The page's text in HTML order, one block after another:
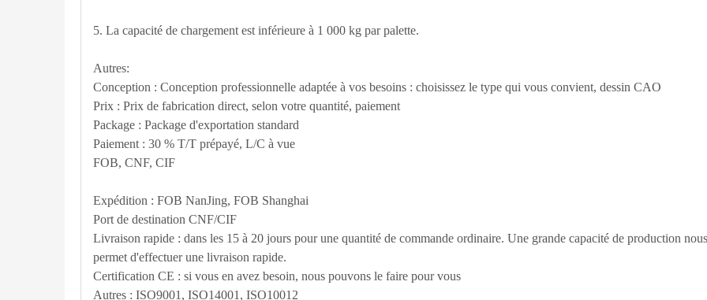
5. La capacité de chargement est inférieure à 1 000 kg par palette.
Autres:
Conception : Conception professionnelle adaptée à vos besoins : choisissez le type qui vous convient, dessin CAO
Prix : Prix de fabrication direct, selon votre quantité, paiement
Package : Package d'exportation standard
Paiement : 30 % T/T prépayé, L/C à vue
FOB, CNF, CIF
Expédition : FOB NanJing, FOB Shanghai
Port de destination CNF/CIF
Livraison rapide : dans les 15 à 20 jours pour une quantité de commande ordinaire. Une grande capacité de production nous
permet d'effectuer une livraison rapide.
Certification CE : si vous en avez besoin, nous pouvons le faire pour vous
Autres : ISO9001, ISO14001, ISO10012